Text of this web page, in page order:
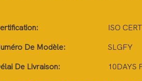
ISO
De Modèle: SLGFY
De Livraison: 10DAYS